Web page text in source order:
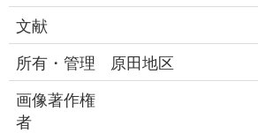
文献
所有・管理
原田地区
画像著作権
者